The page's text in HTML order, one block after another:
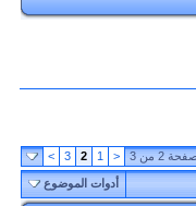
2 من 3 <
1
2
3
>
أدوات الموضوع